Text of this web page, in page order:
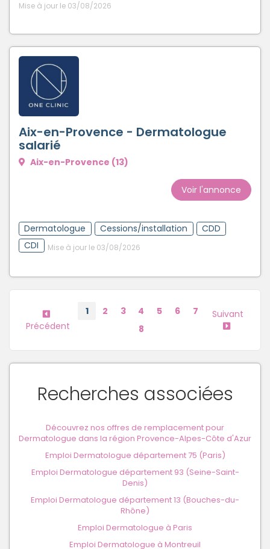
Mise à jour le 03/08/2026
Aix-en-Provence - Dermatologue
salarié
Aix-en-Provence (13)
Voir l'annonce
Dermatologue Cessions/installation
CDD
CDI
Mise à jour le 03/08/2026
Précédent
1 2 3 4 5 6
7
8
Suivant
Recherches associées
Découvrez nos offres de remplacement pour
Dermatologue dans la région Provence-Alpes-Côte d'Azur
Emploi Dermatologue département 75 (Paris)
Emploi Dermatologue département 93 (Seine-Saint-
Denis)
Emploi Dermatologue département 13 (Bouches-du-
Rhône)
Emploi Dermatologue à Paris
Emploi Dermatologue à Montreuil